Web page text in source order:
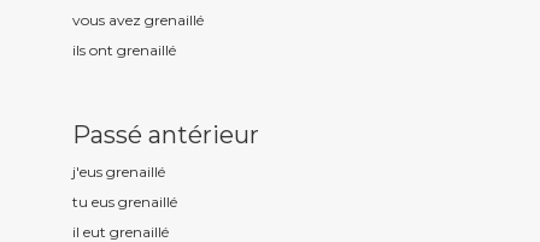
vous avez grenaillé
ils ont grenaillé
Passé antérieur
j'eus grenaillé
tu eus grenaillé
il eut grenaillé